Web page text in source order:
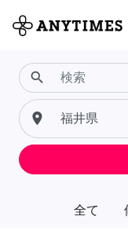
全て
search
place